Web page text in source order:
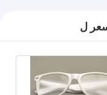
ل